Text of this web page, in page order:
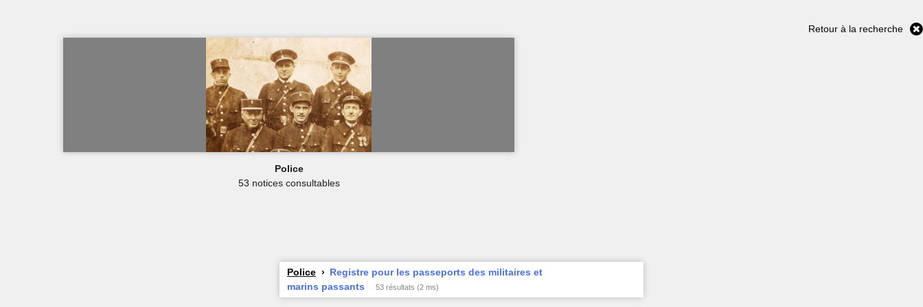
Retour à la recherche
Police
53 notices consultables
Police
Registre pour les passeports des militaires et
marins passants
53 résultats (2 ms)